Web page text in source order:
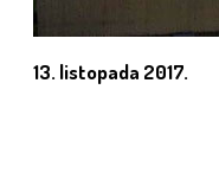
13. listopada 2017.